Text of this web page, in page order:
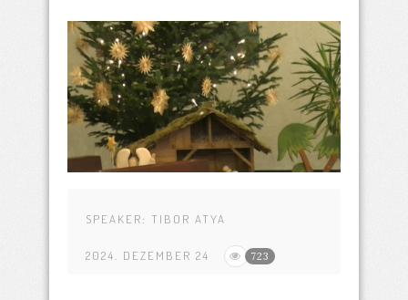
SPEAKER: TIBOR ATYA
2024. DEZEMBER 24 723